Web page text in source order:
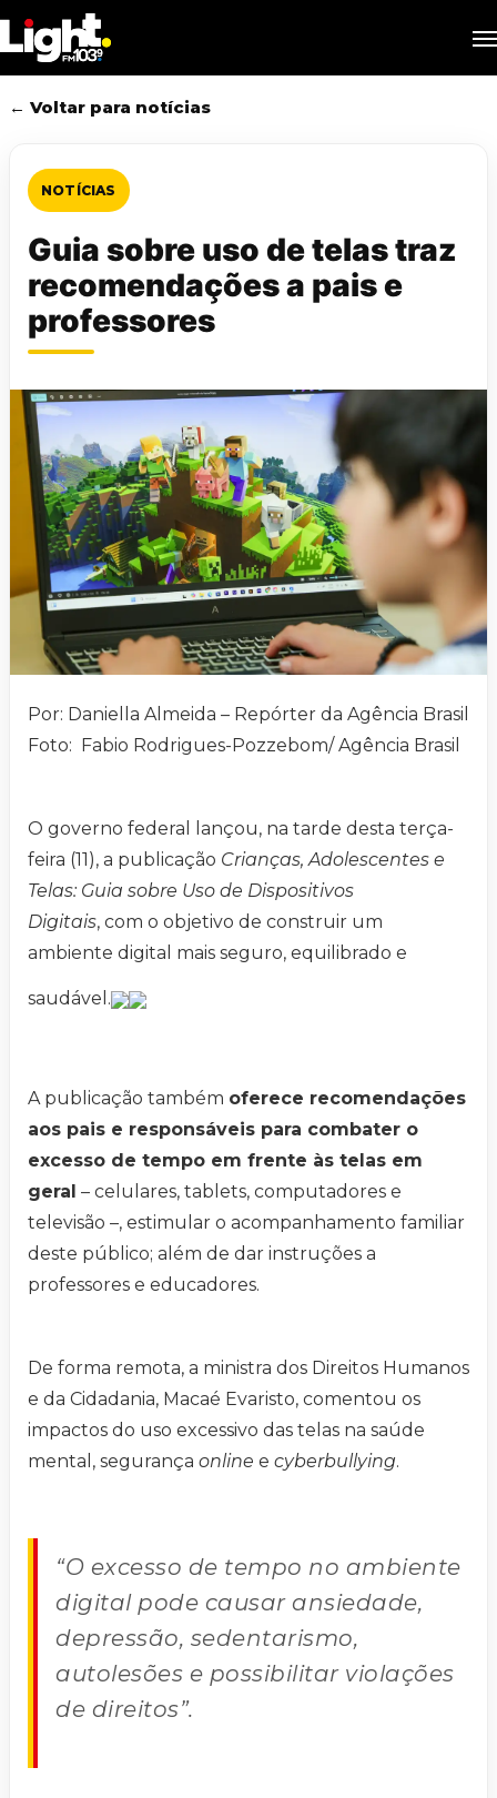
to
main
content
← Voltar para notícias
NOTÍCIAS
Guia sobre uso de telas traz
recomendações a pais e
professores
Por: Daniella Almeida – Repórter da Agência Brasil
Foto: Fabio Rodrigues-Pozzebom/ Agência Brasil
O governo federal lançou, na tarde desta terça-
feira (11), a publicação Crianças, Adolescentes e
Telas: Guia sobre Uso de Dispositivos
Digitais, com o objetivo de construir um
ambiente digital mais seguro, equilibrado e
saudável.
A publicação também oferece recomendações
aos pais e responsáveis para combater o
excesso de tempo em frente às telas em
geral – celulares, tablets, computadores e
televisão –, estimular o acompanhamento familiar
deste público; além de dar instruções a
professores e educadores.
De forma remota, a ministra dos Direitos Humanos
e da Cidadania, Macaé Evaristo, comentou os
impactos do uso excessivo das telas na saúde
mental, segurança online e cyberbullying.
“O excesso de tempo no ambiente
digital pode causar ansiedade,
depressão, sedentarismo,
autolesões e possibilitar violações
de direitos”.